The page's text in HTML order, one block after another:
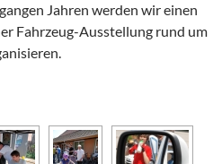
Jahren werden wir einen
Fahrzeug-Ausstellung rund um